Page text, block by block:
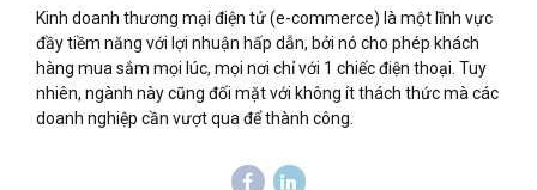
Kinh doanh thương mại điện tử (e-commerce) là một lĩnh vực
đầy tiềm năng với lợi nhuận hấp dẫn, bởi nó cho phép khách
hàng mua sắm mọi lúc, mọi nơi chỉ với 1 chiếc điện thoại. Tuy
nhiên, ngành này cũng đối mặt với không ít thách thức mà các
doanh nghiệp cần vượt qua để thành công.